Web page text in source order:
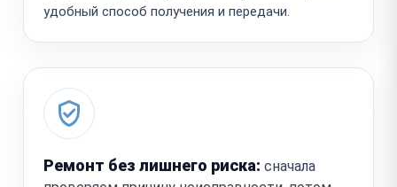
удобный способ получения и передачи.
Ремонт без лишнего риска: сначала